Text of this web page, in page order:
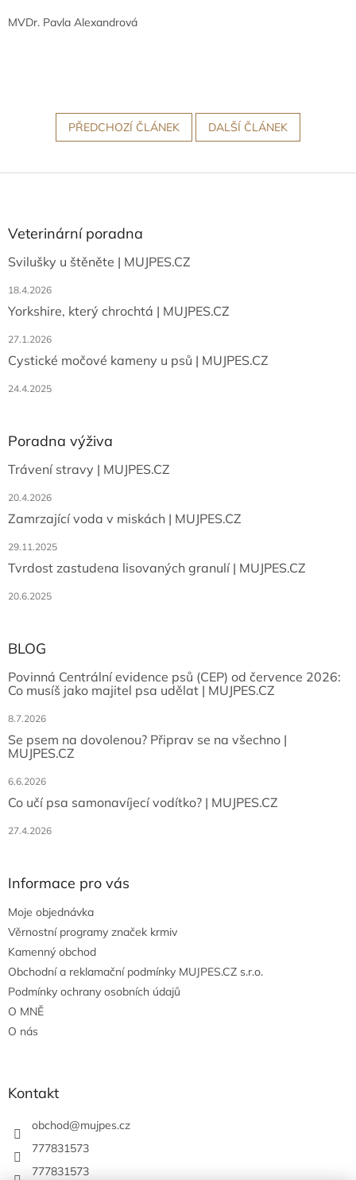
MVDr. Pavla Alexandrová
PŘEDCHOZÍ ČLÁNEK DALŠÍ ČLÁNEK
Z
aVeterinární poradna
Svilušky u štěněte | MUJPES.CZ
18.4.2026
Yorkshire, který chrochtá | MUJPES.CZ
27.1.2026
Cystické močové kameny u psů | MUJPES.CZ
24.4.2025
Poradna výživa
Trávení stravy | MUJPES.CZ
20.4.2026
Zamrzající voda v miskách | MUJPES.CZ
29.11.2025
Tvrdost zastudena lisovaných granulí | MUJPES.CZ
20.6.2025
BLOG
Povinná Centrální evidence psů (CEP) od července 2026:
Co musíš jako majitel psa udělat | MUJPES.CZ
8.7.2026
Se psem na dovolenou? Připrav se na všechno |
MUJPES.CZ
6.6.2026
Co učí psa samonavíjecí vodítko? | MUJPES.CZ
27.4.2026
Informace pro vás
Moje objednávka
Věrnostní programy značek krmiv
Kamenný obchod
Obchodní a reklamační podmínky MUJPES.CZ s.r.o.
Podmínky ochrany osobních údajů
O MNĚ
O nás
Kontakt
obchod@mujpes.cz
777831573
777831573